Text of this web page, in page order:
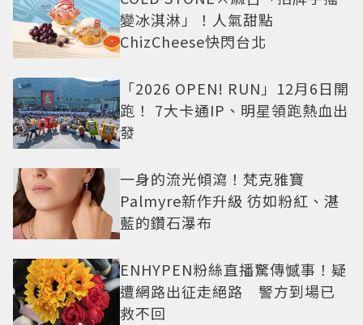
變冰淇淋」！人氣甜點
ChizCheese快閃台北
「2026 OPEN! RUN」12月6日開
跑！ 7大卡通IP、明星領跑熱血出
發
一身的流光傾瀉！梵克雅寶
Palmyre新作升級 彷如粉紅、湛
藍的鑽石瀑布
ENHYPEN粉絲直播驚傳憾事！疑
遭網路出征走絕路 警方到場已
救不回